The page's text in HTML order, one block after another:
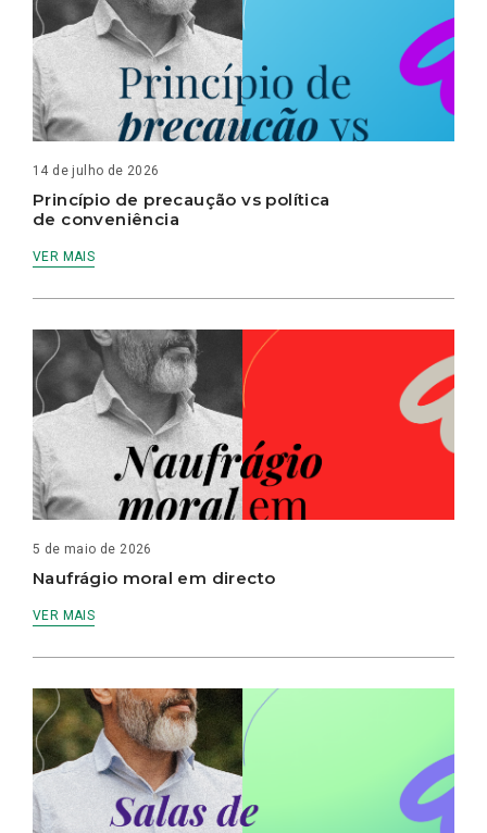
14 de julho de 2026
Princípio de precaução vs política
de conveniência
VER MAIS
5 de maio de 2026
Naufrágio moral em directo
VER MAIS